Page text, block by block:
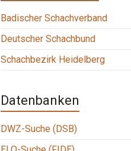
Badischer Schachverband
Deutscher Schachbund
Schachbezirk Heidelberg
Datenbanken
DWZ-Suche (DSB)